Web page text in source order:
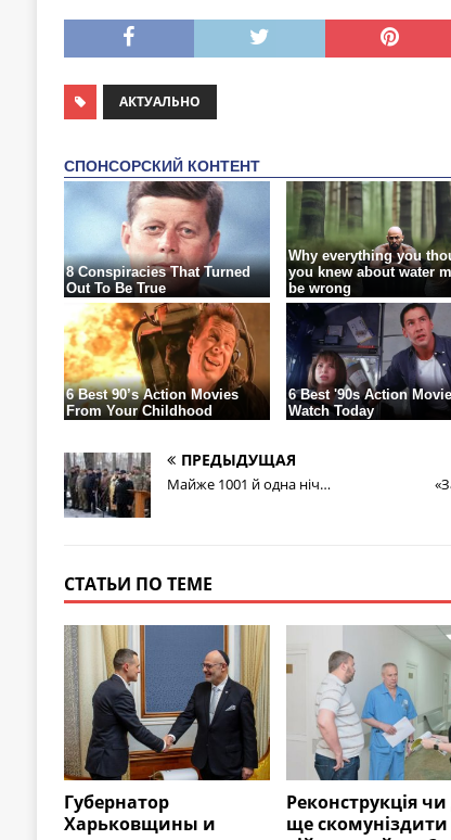
АКТУАЛЬНО
ПРЕДЫДУЩАЯ
Майже 1001 й одна ніч…
СТАТЬИ ПО ТЕМЕ
Губернатор
Харьковщины и
Реконструкція
ще скомуніздити